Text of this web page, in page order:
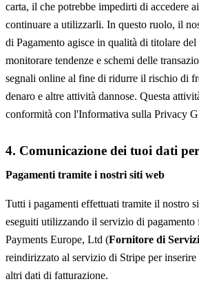
carta, il che potrebbe impedirti di accedere
continuare a utilizzarli. In questo ruolo, il
di Pagamento agisce in qualità di titolare del
monitorare tendenze e schemi delle
segnali online al fine di ridurre il rischio di
denaro e altre attività dannose. Questa
conformità con l'Informativa sulla Privacy
4. Comunicazione dei tuoi dati
Pagamenti tramite i nostri siti web
Tutti i pagamenti effettuati tramite il nostro
eseguiti utilizzando il servizio di pagamento
Payments Europe, Ltd (Fornitore di
reindirizzato al servizio di Stripe per inserire
altri dati di fatturazione.